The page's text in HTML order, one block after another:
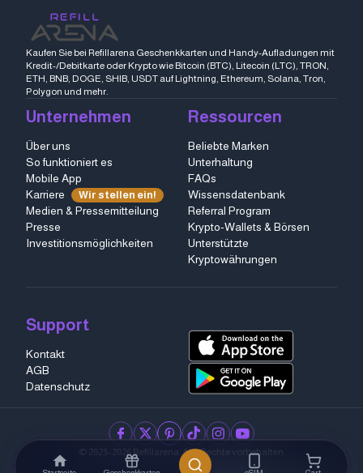
Kaufen Sie bei Refillarena Geschenkkarten und Handy-Aufladungen mit
Kredit-/Debitkarte oder Krypto wie Bitcoin (BTC), Litecoin (LTC), TRON,
ETH, BNB, DOGE, SHIB, USDT auf Lightning, Ethereum, Solana, Tron,
Polygon und mehr.
Unternehmen
Über uns
So funktioniert es
Mobile App
Karriere
Wir stellen ein!
Medien & Pressemitteilung
Presse
Investitionsmöglichkeiten
Ressourcen
Beliebte Marken
Unterhaltung
FAQs
Wissensdatenbank
Referral Program
Krypto-Wallets & Börsen
Unterstützte
Kryptowährungen
Support
Kontakt
AGB
Datenschutz
facebook
twitter
pinterest
tiktok
instagram
youtube
© 2023–2026 Refillarena. Alle Rechte vorbehalten